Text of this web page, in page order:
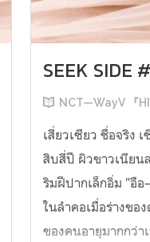
SEEK SIDE
NCT—WayV 『HIDE、
เสี่ยวเซียว ชื่อจริง
สิบสี่ปี ผิวขาวเนียน
ริมฝีปากเล็กอิ่ม "อื
ในลำคอเมื่อร่างข
ของคนอายุมากกว่า